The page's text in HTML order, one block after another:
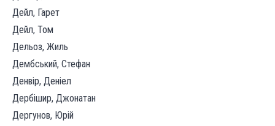
Дейл, Гарет
Дейл, Том
Дельоз, Жиль
Дембський, Стефан
Денвір, Деніел
Дербішир, Джонатан
Дергунов, Юрій